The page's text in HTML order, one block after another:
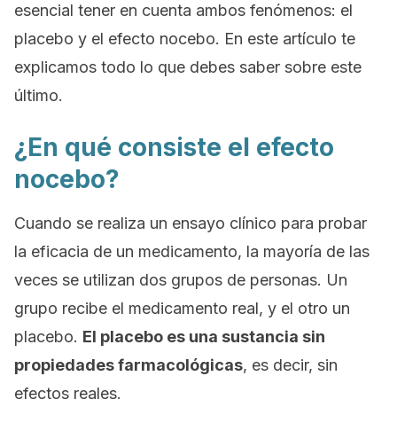
esencial tener en cuenta ambos fenómenos: el
placebo y el efecto nocebo. En este artículo te
explicamos todo lo que debes saber sobre este
último.
¿En qué consiste el efecto
nocebo?
Cuando se realiza un ensayo clínico para probar
la eficacia de un medicamento, la mayoría de las
veces se utilizan dos grupos de personas. Un
grupo recibe el medicamento real, y el otro un
placebo. El placebo es una sustancia sin
propiedades farmacológicas, es decir, sin
efectos reales.